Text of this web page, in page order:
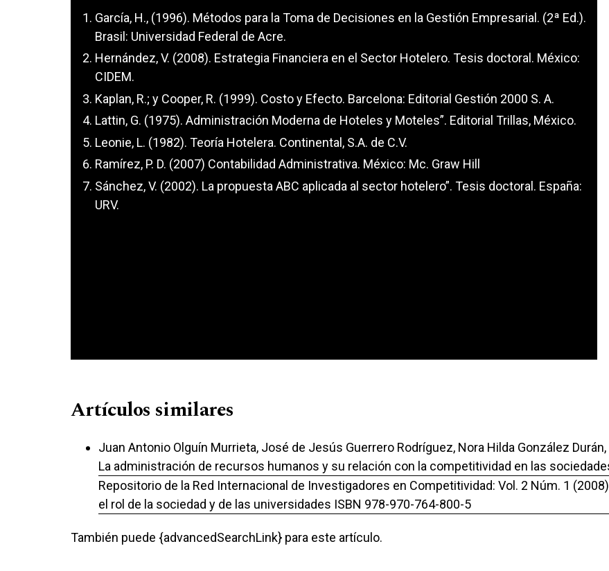
García, H., (1996). Métodos para la Toma de Decisiones en la Gestión Empresarial. (2ª Ed.).
Brasil: Universidad Federal de Acre.
Hernández, V. (2008). Estrategia Financiera en el Sector Hotelero. Tesis doctoral. México:
CIDEM.
Kaplan, R.; y Cooper, R. (1999). Costo y Efecto. Barcelona: Editorial Gestión 2000 S. A.
Lattin, G. (1975). Administración Moderna de Hoteles y Moteles”. Editorial Trillas, México.
Leonie, L. (1982). Teoría Hotelera. Continental, S.A. de C.V.
Ramírez, P. D. (2007) Contabilidad Administrativa. México: Mc. Graw Hill
Sánchez, V. (2002). La propuesta ABC aplicada al sector hotelero”. Tesis doctoral. España:
URV.
Artículos similares
Juan Antonio Olguín Murrieta, José de Jesús Guerrero Rodríguez, Nora Hilda González Durán,
La administración de recursos humanos y su relación con la competitividad en las
Repositorio de la Red Internacional de Investigadores en Competitividad: Vol. 2 Núm. 1
el rol de la sociedad y de las universidades ISBN 978-970-764-800-5
También puede {advancedSearchLink} para este artículo.